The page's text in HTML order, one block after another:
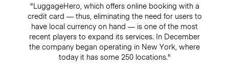
"LuggageHero, which offers online booking with a
credit card — thus, eliminating the need for users to
have local currency on hand — is one of the most
recent players to expand its services. In December
the company began operating in New York, where
today it has some 250 locations."